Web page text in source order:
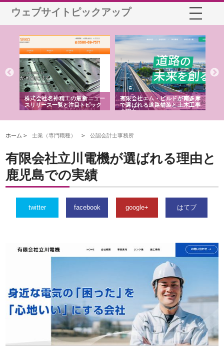
ウェブサイトピックアップ
株式会社名神精工の最新ニュー
スリリース一覧と注目トピック
有限会社エム・ビルドが南多摩
で選ばれる道路舗装と土木工事
の実力
ホーム >士業（専門職種） >公認会計士事務所
有限会社立川電機が選ばれる理由と
鹿児島での実績
twitter facebook google+ はてブ